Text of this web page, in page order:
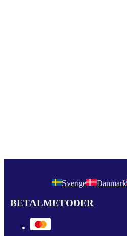
Sverige Danmark
BETALMETODER